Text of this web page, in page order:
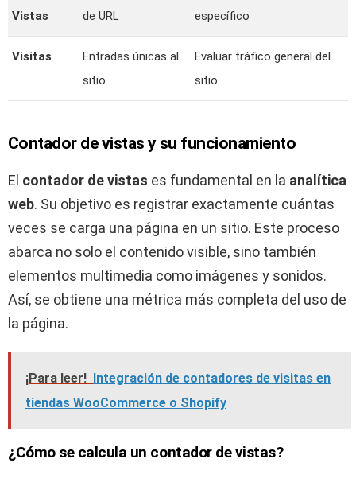
Vistas
de URL
específico
Visitas
Entradas únicas al
sitio
Evaluar tráfico general del
sitio
Contador de vistas y su funcionamiento
El contador de vistas es fundamental en la analítica
web. Su objetivo es registrar exactamente cuántas
veces se carga una página en un sitio. Este proceso
abarca no solo el contenido visible, sino también
elementos multimedia como imágenes y sonidos.
Así, se obtiene una métrica más completa del uso de
la página.
¡Para leer! Integración de contadores de visitas en
tiendas WooCommerce o Shopify
¿Cómo se calcula un contador de vistas?